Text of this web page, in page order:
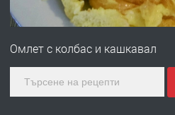
ПРЕДЛАГА
Продавам
асфалт
Омлет с колбас и кашкавал